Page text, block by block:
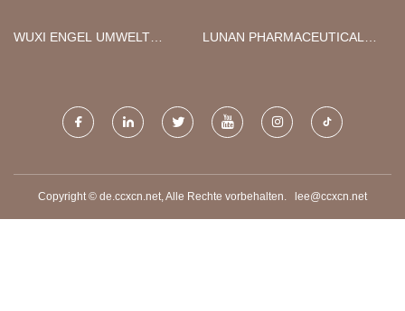
WUXI ENGEL UMWELT
LUNAN PHARMACEUTICAL
Copyright © de.ccxcn.net, Alle Rechte vorbehalten. lee@ccxcn.net